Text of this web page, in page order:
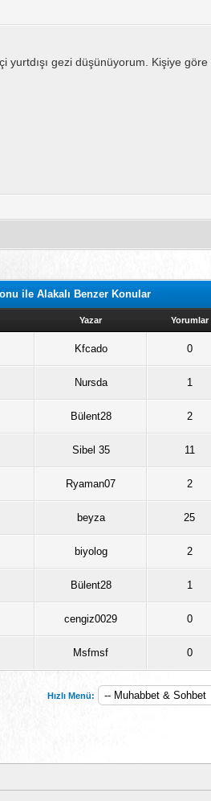
gezi düşünüyorum. Kişiye
ile Alakalı Benzer Konular
Yazar Yorumlar
Kfcado 0
Nursda 1
Bülent28 2
Sibel 35 11
Ryaman07 2
beyza 25
biyolog 2
Bülent28 1
cengiz0029 0
Msfmsf 0
Hızlı Menü: